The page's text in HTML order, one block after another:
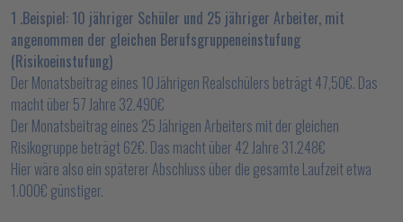
1 .Beispiel: 10 jähriger Schüler und 25 jähriger Arbeiter, mit
angenommen der gleichen Berufsgruppeneinstufung
(Risikoeinstufung)
Der Monatsbeitrag eines 10 Jährigen Realschülers beträgt 47,50€. Das
macht über 57 Jahre 32.490€
Der Monatsbeitrag eines 25 Jährigen Arbeiters mit der gleichen
Risikogruppe beträgt 62€. Das macht über 42 Jahre 31.248€
Hier wäre also ein späterer Abschluss über die gesamte Laufzeit etwa
1.000€ günstiger.